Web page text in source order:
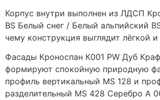
Корпус внутри выполнен из ЛДСП
BS Белый снег / Белый альпийский
чему конструкция выглядит лёгкой и
Фасады Кроноспан К001 PW Дуб
формируют спокойную природную
профиль вертикальный MS 128 и
разделительный MS 428 Серебро A